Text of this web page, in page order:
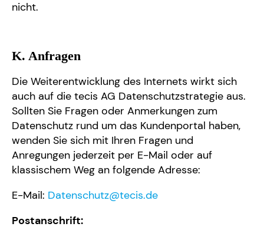
nicht.
K. Anfragen
Die Weiterentwicklung des Internets wirkt sich
auch auf die tecis AG Datenschutzstrategie aus.
Sollten Sie Fragen oder Anmerkungen zum
Datenschutz rund um das Kundenportal haben,
wenden Sie sich mit Ihren Fragen und
Anregungen jederzeit per E-Mail oder auf
klassischem Weg an folgende Adresse:
E-Mail: Datenschutz@tecis.de
Postanschrift: